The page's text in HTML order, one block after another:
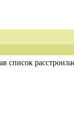
список